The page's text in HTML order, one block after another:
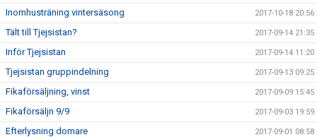
Inomhusträning vintersäsong 2017-10-18 20:56
Tält till Tjejsistan? 2017-09-14 21:35
Inför Tjejsistan 2017-09-14 11:20
Tjejsistan gruppindelning 2017-09-13 09:25
Fikaförsäljning, vinst 2017-09-09 15:45
Fikaförsäljn 9/9 2017-09-03 19:59
Efterlysning domare 2017-09-01 08:58